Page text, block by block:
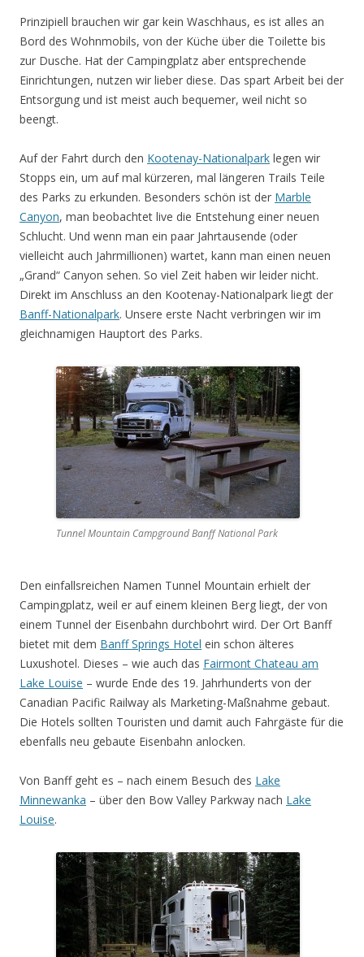
Prinzipiell brauchen wir gar kein Waschhaus, es ist alles an
Bord des Wohnmobils, von der Küche über die Toilette bis
zur Dusche. Hat der Campingplatz aber entsprechende
Einrichtungen, nutzen wir lieber diese. Das spart Arbeit bei der
Entsorgung und ist meist auch bequemer, weil nicht so
beengt.
Auf der Fahrt durch den Kootenay-Nationalpark legen wir
Stopps ein, um auf mal kürzeren, mal längeren Trails Teile
des Parks zu erkunden. Besonders schön ist der Marble
Canyon, man beobachtet live die Entstehung einer neuen
Schlucht. Und wenn man ein paar Jahrtausende (oder
vielleicht auch Jahrmillionen) wartet, kann man einen neuen
„Grand“ Canyon sehen. So viel Zeit haben wir leider nicht.
Direkt im Anschluss an den Kootenay-Nationalpark liegt der
Banff-Nationalpark. Unsere erste Nacht verbringen wir im
gleichnamigen Hauptort des Parks.
Tunnel Mountain Campground Banff National Park
Den einfallsreichen Namen Tunnel Mountain erhielt der
Campingplatz, weil er auf einem kleinen Berg liegt, der von
einem Tunnel der Eisenbahn durchbohrt wird. Der Ort Banff
bietet mit dem Banff Springs Hotel ein schon älteres
Luxushotel. Dieses – wie auch das Fairmont Chateau am
Lake Louise – wurde Ende des 19. Jahrhunderts von der
Canadian Pacific Railway als Marketing-Maßnahme gebaut.
Die Hotels sollten Touristen und damit auch Fahrgäste für die
ebenfalls neu gebaute Eisenbahn anlocken.
Von Banff geht es – nach einem Besuch des Lake
Minnewanka – über den Bow Valley Parkway nach Lake
Louise.